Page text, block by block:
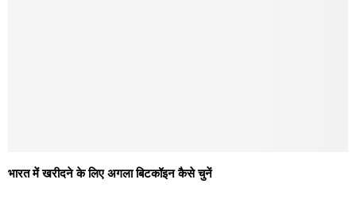
भारत में खरीदने के लिए अगला बिटकॉइन कैसे चुनें